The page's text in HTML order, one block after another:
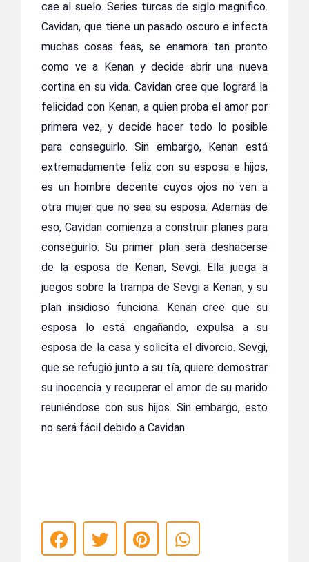
cae al suelo. Series turcas de siglo magnifico.
Cavidan, que tiene un pasado oscuro e infecta
muchas cosas feas, se enamora tan pronto
como ve a Kenan y decide abrir una nueva
cortina en su vida. Cavidan cree que logrará la
felicidad con Kenan, a quien proba el amor por
primera vez, y decide hacer todo lo posible
para conseguirlo. Sin embargo, Kenan está
extremadamente feliz con su esposa e hijos,
es un hombre decente cuyos ojos no ven a
otra mujer que no sea su esposa. Además de
eso, Cavidan comienza a construir planes para
conseguirlo. Su primer plan será deshacerse
de la esposa de Kenan, Sevgi. Ella juega a
juegos sobre la trampa de Sevgi a Kenan, y su
plan insidioso funciona. Kenan cree que su
esposa lo está engañando, expulsa a su
esposa de la casa y solicita el divorcio. Sevgi,
que se refugió junto a su tía, quiere demostrar
su inocencia y recuperar el amor de su marido
reuniéndose con sus hijos. Sin embargo, esto
no será fácil debido a Cavidan.